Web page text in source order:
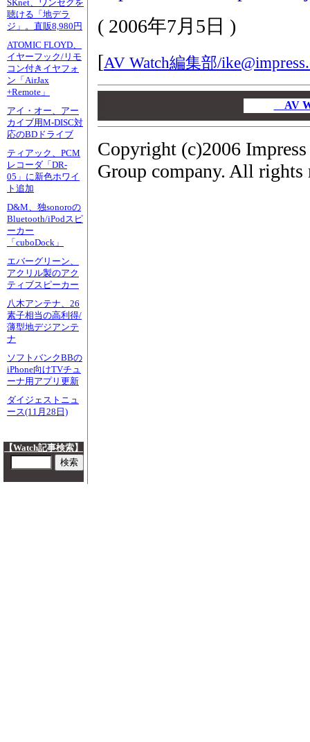
SKnet、ワンセグを
聴ける「地デラ
ジ」。直販8,980円
ATOMIC FLOYD、
イヤーフック/リモ
コン付きイヤフォ
ン「AirJax
+Remote」
アイ・オー、アー
カイブ用M-DISC対
応のBDドライブ
ティアック、PCM
レコーダ「DR-
05」に新色ホワイ
ト追加
D&M、独sonoroの
Bluetooth/iPodスピ
ーカー
「cuboDock」
エバーグリーン、
アクリル製のアク
ティブスピーカー
八木アンテナ、26
素子相当の高利得/
薄型地デジアンテ
ナ
ソフトバンクBBの
iPhone向けTVチュ
ーナ用アプリ更新
ダイジェストニュ
ース(11月28日)
【Watch記事検索】
( 2006年7月5日 )
[AV Watch編集部/
AV
Copyright (c)2006
Group company. All rights